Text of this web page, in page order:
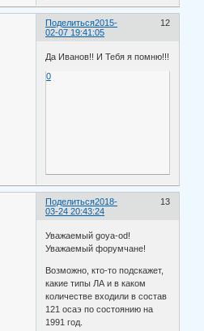
Поделиться 12
2015-
02-07 19:41:05
Да Иванов!! И Тебя я помню!!!
0
Поделиться 13
2018-
03-24 20:43:24
Уважаемый goya-od!
Уважаемый форумчане!
Возможно, кто-то подскажет,
какие типы ЛА и в каком
количестве входили в состав
121 осаэ по состоянию на
1991 год.